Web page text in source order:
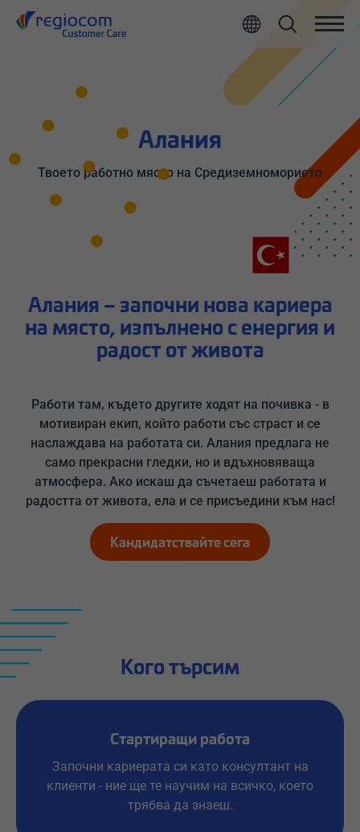
Алания
Твоето работно място на Средиземноморието
Алания – започни нова кариера
на място, изпълнено с енергия и
радост от живота
Работи там, където другите ходят на почивка - в
мотивиран екип, който работи със страст и се
наслаждава на работата си. Алания предлага не
само прекрасни гледки, но и вдъхновяваща
атмосфера. Ако искаш да съчетаеш работата и
радостта от живота, ела и се присъедини към нас!
Кандидатствайте сега
Кого търсим
Стартиращи работа
Започни кариерата си като консултант на
клиенти - ние ще те научим на всичко, което
трябва да знаеш.